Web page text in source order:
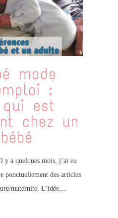
mode
:
est
chez un
bébé
a quelques mois, j’ai eu
ponctuellement des articles
maternité. L’idée…